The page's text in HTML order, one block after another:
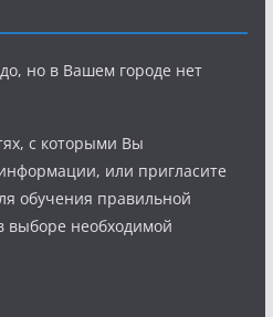
но в Вашем городе нет
с которыми Вы
или пригласите
обучения правильной
необходимой